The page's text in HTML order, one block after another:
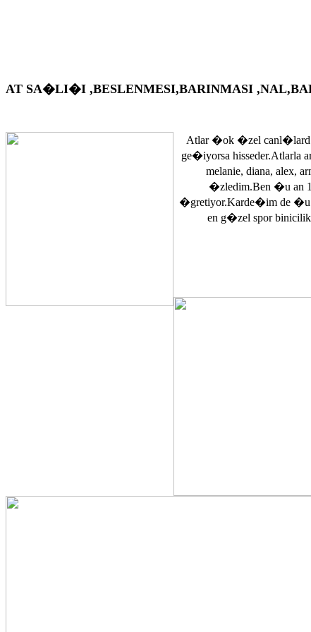
AT SA�LI�I ,BESLENMESI,BARINMASI
Atlar �ok �zel
ge�iyorsa
melanie, diana, alex,
�zledim.Ben �u an
�gretiyor.Karde�im de
en g�zel spor